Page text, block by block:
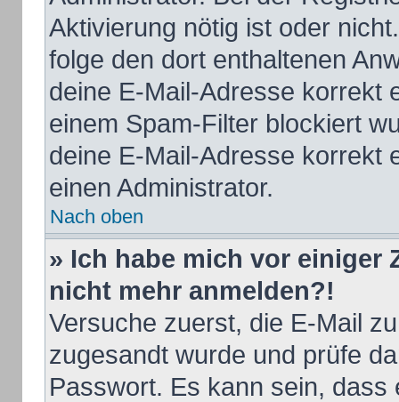
Aktivierung nötig ist oder
folge den dort enthaltenen
deine E-Mail-Adresse korrekt
einem Spam-Filter blockiert
deine E-Mail-Adresse korrekt
einen Administrator.
Nach oben
» Ich habe mich vor einiger
nicht mehr anmelden?!
Versuche zuerst, die E-Mail
zugesandt wurde und prüfe
Passwort. Es kann sein,